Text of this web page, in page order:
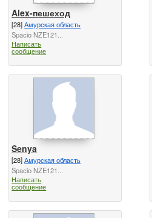
Alex-пешеход
[28]Амурская область
Spacio NZE121...
Написать
сообщение
Senya
[28]Амурская область
Spacio NZE121...
Написать
сообщение